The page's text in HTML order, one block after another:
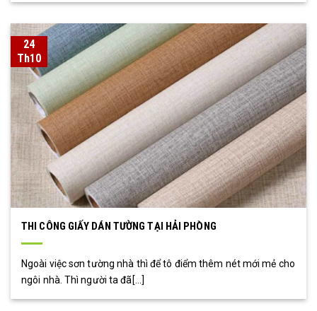
24
Th10
THI CÔNG GIẤY DÁN TƯỜNG TẠI HẢI PHÒNG
Ngoài việc sơn tường nhà thì để tô điểm thêm nét mới mẻ cho
ngôi nhà. Thì người ta đã[...]